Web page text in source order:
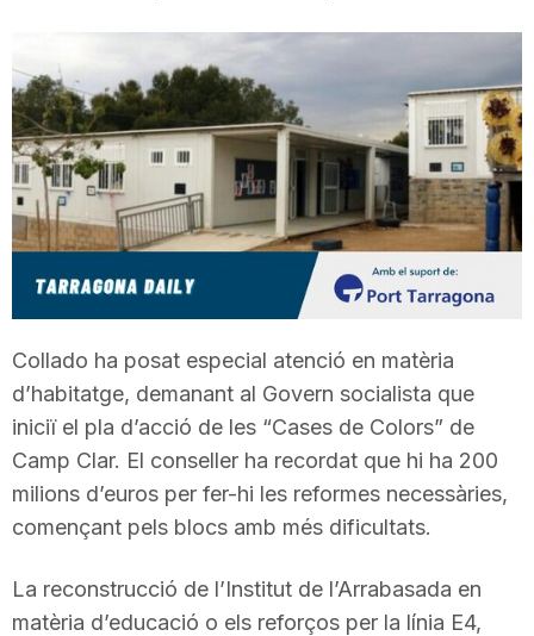
a
r
r
a
g
o
a
Collado ha posat especial atenció en matèria
d’habitatge, demanant al Govern socialista que
iniciï el pla d’acció de les “Cases de Colors” de
Camp Clar. El conseller ha recordat que hi ha 200
milions d’euros per fer-hi les reformes necessàries,
començant pels blocs amb més dificultats.
La reconstrucció de l’Institut de l’Arrabasada en
matèria d’educació o els reforços per la línia E4,